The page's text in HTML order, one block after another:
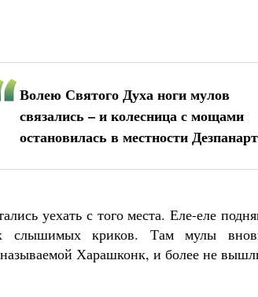
Волею Святого Духа ноги мулов
связались – и колесница с мощами
остановилась в местности Дезпанарт
уехать с того места. Еле-еле
слышимых криков. Там мулы
Харашконк, и более не